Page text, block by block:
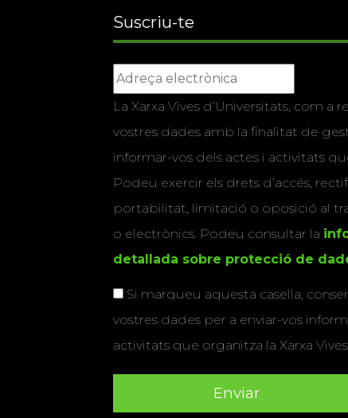
Suscriu-te
La Xarxa Vives d’Universitats, com a
vostres dades amb la finalitat de
informar-vos dels actes i activitats
Podeu exercir els drets d’accés,
portabilitat, limitació o oposició al
o electrònics. Podeu consultar la
detallada sobre protecció de
Si marqueu aquesta casella,
vostres dades per a enviar-vos
activitats que organitza la Xarxa Vives.